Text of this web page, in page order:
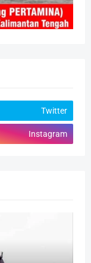
Twitter
Instagram